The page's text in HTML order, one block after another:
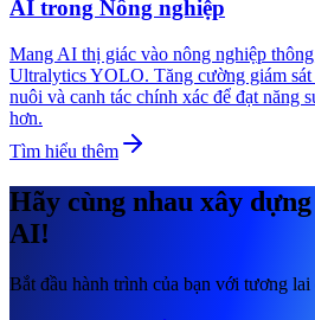
AI trong Nông nghiệp
Mang AI thị giác vào nông nghiệp
Ultralytics YOLO. Tăng cường giám sát
nuôi và canh tác chính xác để đạt năng
hơn.
Tìm hiểu thêm
Hãy cùng nhau xây
AI!
Bắt đầu hành trình của bạn với tương lai